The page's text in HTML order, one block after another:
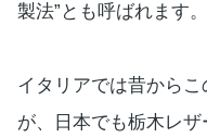
製法”とも呼ばれます。
イタリアでは昔から
が、日本でも栃木レ